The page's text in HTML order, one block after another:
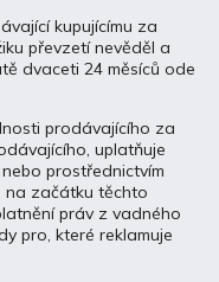
kupujícímu za
převzetí nevěděl a
dvaceti 24 měsíců ode
prodávajícího za
uplatňuje
prostřednictvím
na začátku těchto
práv z vadného
pro, které reklamuje